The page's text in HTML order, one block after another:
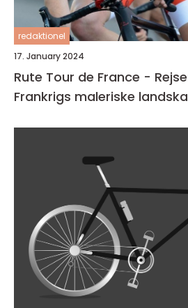
redaktionel
17. January 2024
Rute Tour de France -
Frankrigs maleriske